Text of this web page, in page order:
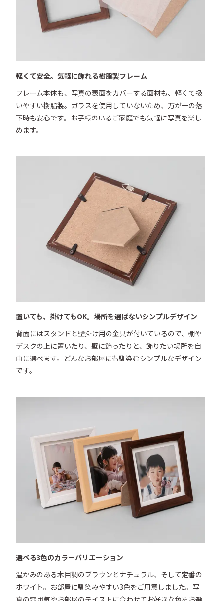
●設置方法／卓上 / 壁掛け
※ “チェキ”は富士フィルム株式会社の登録商標です
軽くて安全。気軽に飾れる樹脂製フレーム
フレーム本体も、写真の表面をカバーする面材も、軽くて扱
いやすい樹脂製。ガラスを使用していないため、万が一の落
下時も安心です。お子様のいるご家庭でも気軽に写真を楽し
めます。
置いても、掛けてもOK。場所を選ばないシンプルデザイン
背面にはスタンドと壁掛け用の金具が付いているので、棚や
デスクの上に置いたり、壁に飾ったりと、飾りたい場所を自
由に選べます。どんなお部屋にも馴染むシンプルなデザイン
です。
選べる3色のカラーバリエーション
温かみのある木目調のブラウンとナチュラル、そして定番の
ホワイト。お部屋に馴染みやすい3色をご用意しました。写
真の雰囲気やお部屋のテイストに合わせてお好きな色をお選